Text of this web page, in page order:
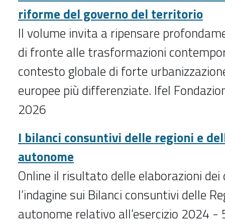
riforme del governo del territorio
Il volume invita a ripensare
di fronte alle trasformazioni
contesto globale di forte
europee più differenziate. Ifel
2026
I bilanci consuntivi delle regioni e
autonome
Online il risultato delle elaborazioni
l’indagine sui Bilanci consuntivi delle
autonome relativo all’esercizio 2024 -